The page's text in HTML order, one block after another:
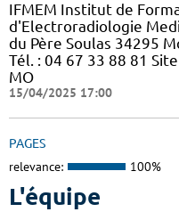
IFMEM Institut de
d'Electroradiologie
du Père Soulas 34295
Tél. : 04 67 33 88 81
MO
15/04/2025 17:00
PAGES
relevance: 100%
L'équipe